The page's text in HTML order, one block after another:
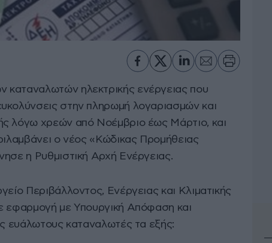
ηλεκτρικής ενέργειας που
στην πληρωμή λογαριασμών και
λόγω χρεών από Νοέμβριο έως Μάρτιο, και
ο νέος «Κώδικας Προμήθειας
η Ρυθμιστική Αρχή Ενέργειας.
Περιβάλλοντος, Ενέργειας και Κλιματικής
εφαρμογή με Υπουργική Απόφαση και
ευάλωτους καταναλωτές τα εξής: